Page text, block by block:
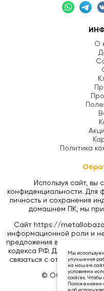
О
Политика
Используя сайт, вы
конфиденциальности. Для
личность и сохранения
домашнем ПК, мы
Сайт https://
информационной роли и
предложения в
кодекса РФ. Для
связаться с отделом
© ООО
Мы
улучшения
на нашем
условиями
cookies. Чтобы
Положениями
и об